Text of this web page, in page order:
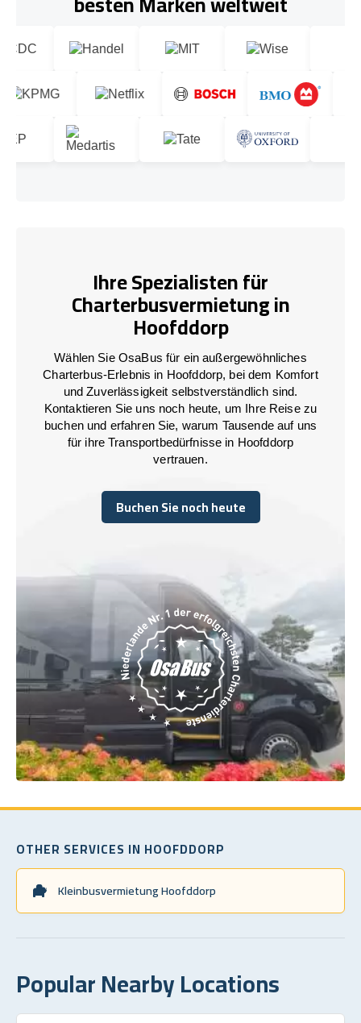
Ihre Spezialisten für
Charterbusvermietung in
Hoofddorp
Wählen Sie OsaBus für ein außergewöhnliches
Charterbus-Erlebnis in Hoofddorp, bei dem Komfort
und Zuverlässigkeit selbstverständlich sind.
Kontaktieren Sie uns noch heute, um Ihre Reise zu
buchen und erfahren Sie, warum Tausende auf uns
für ihre Transportbedürfnisse in Hoofddorp
vertrauen.
Buchen Sie noch heute
Buchen Sie noch heute
OTHER SERVICES IN HOOFDDORP
Kleinbusvermietung Hoofddorp
Popular Nearby Locations